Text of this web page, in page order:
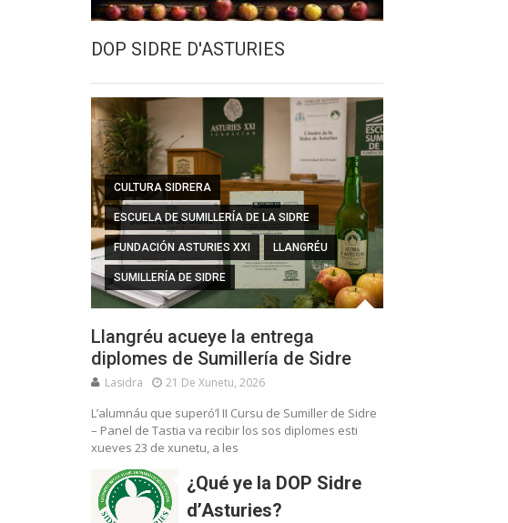
DOP SIDRE D'ASTURIES
CULTURA SIDRERA
ESCUELA DE SUMILLERÍA DE LA SIDRE
FUNDACIÓN ASTURIES XXI LLANGRÉU
SUMILLERÍA DE SIDRE
Llangréu acueye la entrega
diplomes de Sumillería de Sidre
Lasidra 21 De Xunetu, 2026
L’alumnáu que superó’l II Cursu de Sumiller de Sidre
– Panel de Tastia va recibir los sos diplomes esti
xueves 23 de xunetu, a les
¿Qué ye la DOP Sidre
d’Asturies?